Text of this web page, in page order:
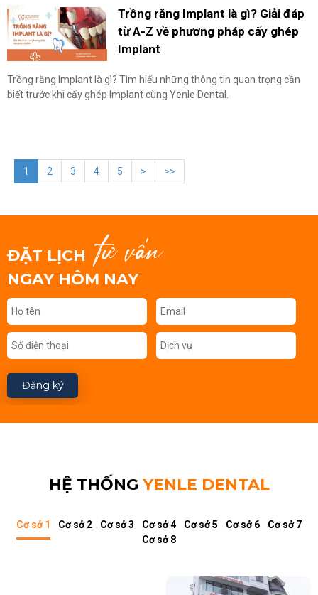
Trồng răng Implant là gì? Giải đáp
từ A-Z về phương pháp cấy ghép
Implant
Trồng răng Implant là gì? Tìm hiểu những thông tin quan trọng cần
biết trước khi cấy ghép Implant cùng Yenle Dental.
1 2 3 4 5 > >>
ĐẶT LỊCH tư vấn
NGAY HÔM NAY
Đăng ký
HỆ THỐNG YENLE DENTAL
Cơ sở 1 Cơ sở 2 Cơ sở 3 Cơ sở 4 Cơ sở 5 Cơ sở 6
Cơ sở 7
Cơ sở 8